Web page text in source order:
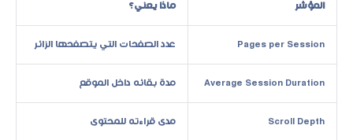
المؤشر ماذا يعني؟
Pages per Session عدد الصفحات التي يتصفحها الزائر
Average Session Duration مدة بقائه داخل الموقع
Scroll Depth مدى قراءته للمحتوى